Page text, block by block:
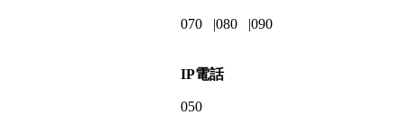
070 080 090
IP電話
050